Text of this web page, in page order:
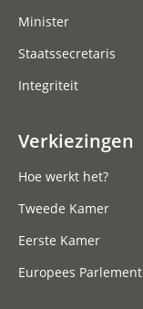
Minister
Staatssecretaris
Integriteit
Verkiezingen
Hoe werkt het?
Tweede Kamer
Eerste Kamer
Europees Parlement